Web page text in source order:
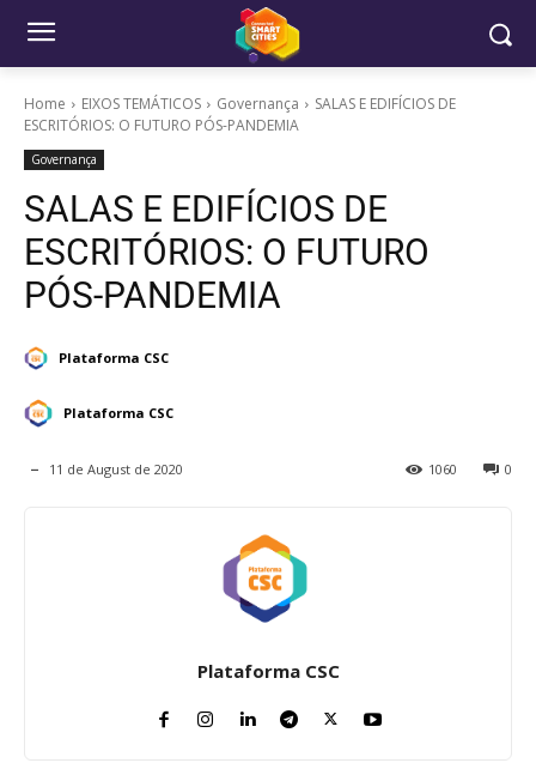
Home EIXOS TEMÁTICOS Governança
SALAS E EDIFÍCIOS DE
ESCRITÓRIOS: O FUTURO PÓS-PANDEMIA
Governança
SALAS E EDIFÍCIOS DE
ESCRITÓRIOS: O FUTURO
PÓS-PANDEMIA
Plataforma CSC
Plataforma CSC
11 de August de 2020 0
1060
Plataforma CSC